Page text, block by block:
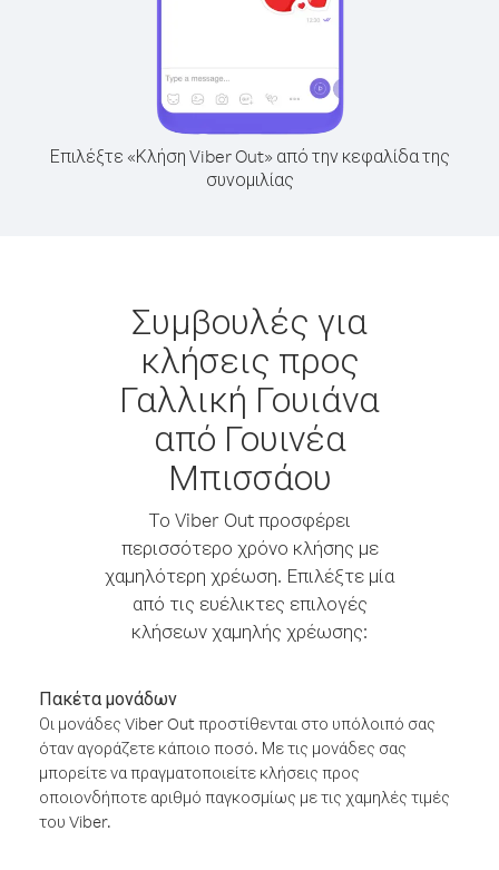
Επιλέξτε «Κλήση Viber Out» από την κεφαλίδα της
συνομιλίας
Συμβουλές για
κλήσεις προς
Γαλλική Γουιάνα
από Γουινέα
Μπισσάου
Το Viber Out προσφέρει
περισσότερο χρόνο κλήσης με
χαμηλότερη χρέωση. Επιλέξτε μία
από τις ευέλικτες επιλογές
κλήσεων χαμηλής χρέωσης:
Πακέτα μονάδων
Οι μονάδες Viber Out προστίθενται στο υπόλοιπό σας
όταν αγοράζετε κάποιο ποσό. Με τις μονάδες σας
μπορείτε να πραγματοποιείτε κλήσεις προς
οποιονδήποτε αριθμό παγκοσμίως με τις χαμηλές τιμές
του Viber.